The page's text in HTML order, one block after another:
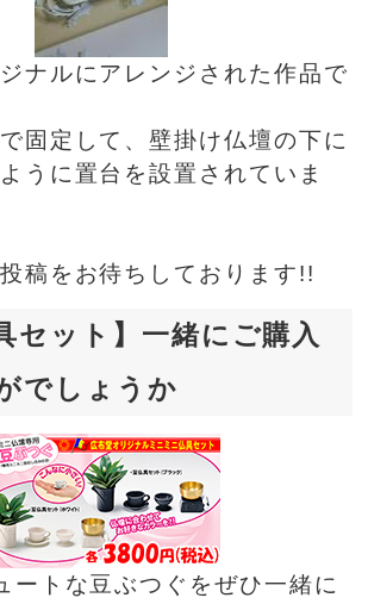
ナルにアレンジされた作品で
固定して、壁掛け仏壇の下に
うに置台を設置されていま
稿をお待ちしております!!
セット】一緒にご購入
でしょうか
ートな豆ぶつぐをぜひ一緒に